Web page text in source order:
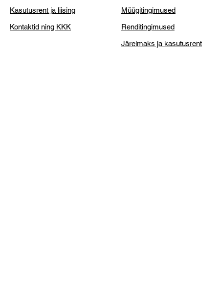
Kasutusrent ja liising
Kontaktid ning KKK
Müügitingimused
Renditingimused
Järelmaks ja kasutusrent